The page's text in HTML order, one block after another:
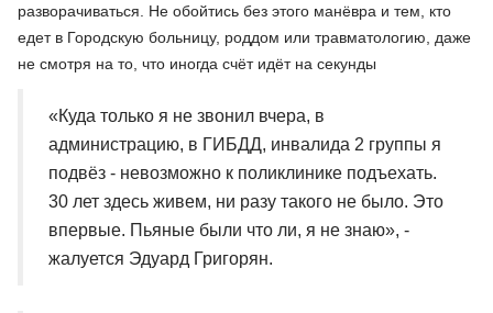
разворачиваться. Не обойтись без этого манёвра и тем, кто
едет в Городскую больницу, роддом или травматологию, даже
не смотря на то, что иногда счёт идёт на секунды
«Куда только я не звонил вчера, в
администрацию, в ГИБДД, инвалида 2 группы я
подвёз - невозможно к поликлинике подъехать.
30 лет здесь живем, ни разу такого не было. Это
впервые. Пьяные были что ли, я не знаю», -
жалуется Эдуард Григорян.